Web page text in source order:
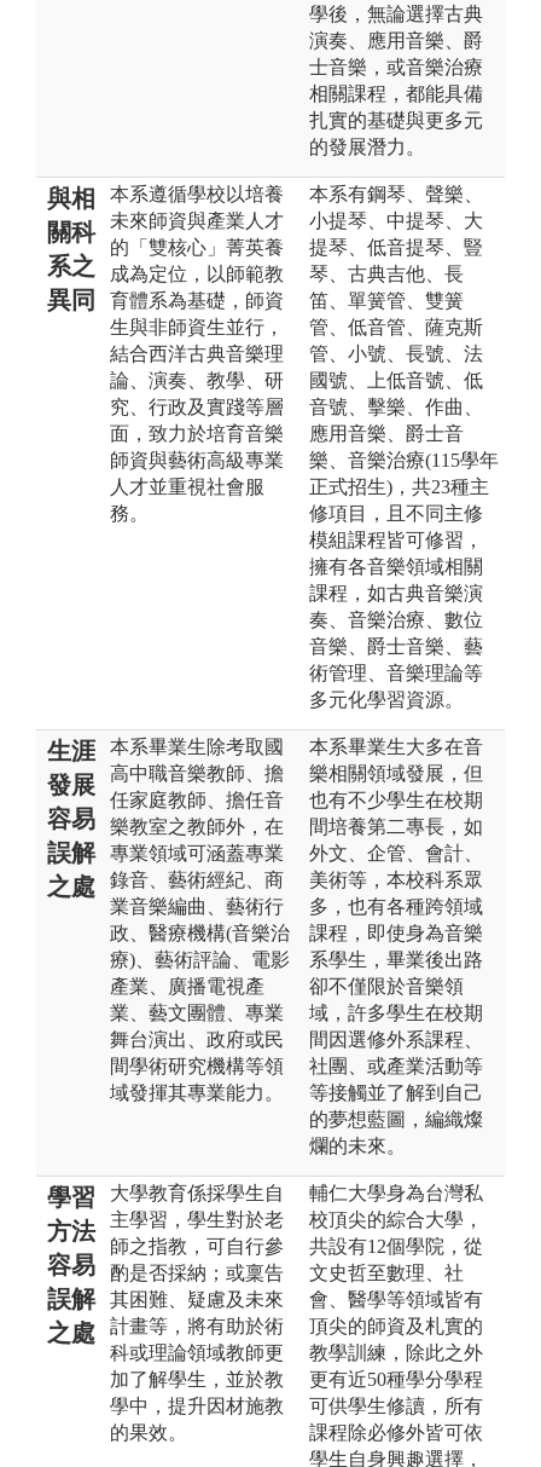
學後，無論選擇古典
演奏、應用音樂、爵
士音樂，或音樂治療
相關課程，都能具備
扎實的基礎與更多元
的發展潛力。
與相
關科
系之
異同
本系遵循學校以培養
未來師資與產業人才
的「雙核心」菁英養
成為定位，以師範教
育體系為基礎，師資
生與非師資生並行，
結合西洋古典音樂理
論、演奏、教學、研
究、行政及實踐等層
面，致力於培育音樂
師資與藝術高級專業
人才並重視社會服
務。
本系有鋼琴、聲樂、
小提琴、中提琴、大
提琴、低音提琴、豎
琴、古典吉他、長
笛、單簧管、雙簧
管、低音管、薩克斯
管、小號、長號、法
國號、上低音號、低
音號、擊樂、作曲、
應用音樂、爵士音
樂、音樂治療(115學年
正式招生)，共23種主
修項目，且不同主修
模組課程皆可修習，
擁有各音樂領域相關
課程，如古典音樂演
奏、音樂治療、數位
音樂、爵士音樂、藝
術管理、音樂理論等
多元化學習資源。
生涯
發展
容易
誤解
之處
本系畢業生除考取國
高中職音樂教師、擔
任家庭教師、擔任音
樂教室之教師外，在
專業領域可涵蓋專業
錄音、藝術經紀、商
業音樂編曲、藝術行
政、醫療機構(音樂治
療)、藝術評論、電影
產業、廣播電視產
業、藝文團體、專業
舞台演出、政府或民
間學術研究機構等領
域發揮其專業能力。
本系畢業生大多在音
樂相關領域發展，但
也有不少學生在校期
間培養第二專長，如
外文、企管、會計、
美術等，本校科系眾
多，也有各種跨領域
課程，即使身為音樂
系學生，畢業後出路
卻不僅限於音樂領
域，許多學生在校期
間因選修外系課程、
社團、或產業活動等
等接觸並了解到自己
的夢想藍圖，編織燦
爛的未來。
學習
方法
容易
誤解
之處
大學教育係採學生自
主學習，學生對於老
師之指教，可自行參
酌是否採納；或稟告
其困難、疑慮及未來
計畫等，將有助於術
科或理論領域教師更
加了解學生，並於教
學中，提升因材施教
的果效。
輔仁大學身為台灣私
校頂尖的綜合大學，
共設有12個學院，從
文史哲至數理、社
會、醫學等領域皆有
頂尖的師資及札實的
教學訓練，除此之外
更有近50種學分學程
可供學生修讀，所有
課程除必修外皆可依
學生自身興趣選擇，